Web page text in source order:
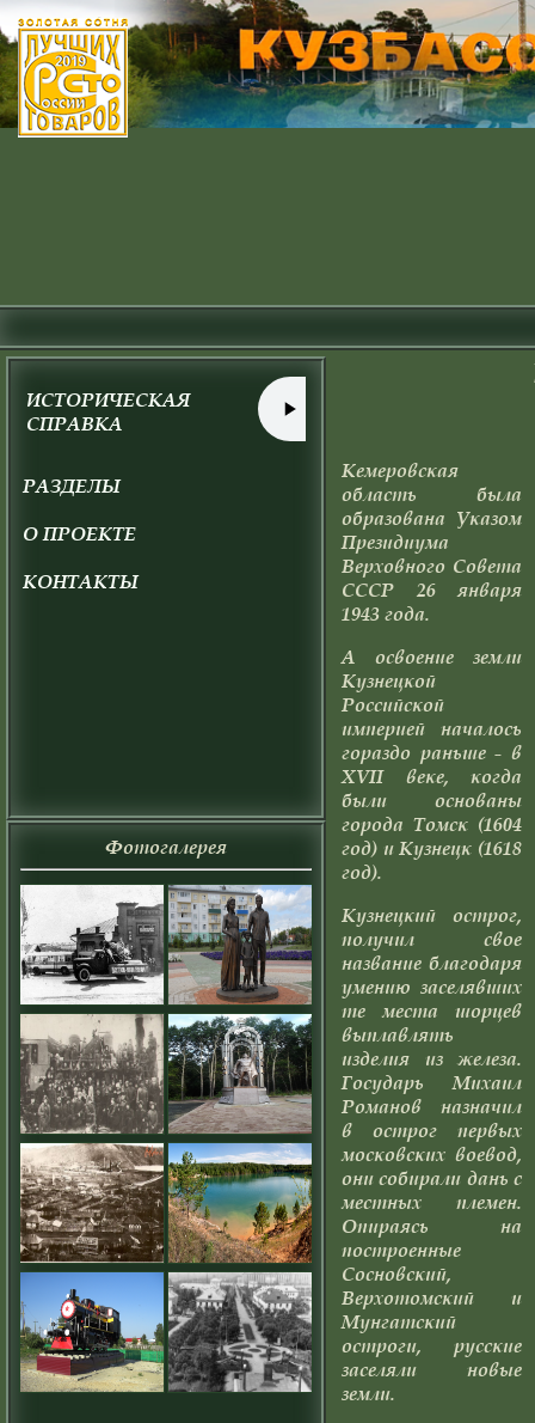
ИСТОРИЧЕСКАЯ
СПРАВКА
РАЗДЕЛЫ
О ПРОЕКТЕ
КОНТАКТЫ
Кемеровская
область была
образована Указом
Президиума
Верховного Совета
СССР 26 января
1943 года.
А освоение земли
Кузнецкой
Российской
империей началось
гораздо раньше - в
XVII веке, когда
были основаны
города Томск (1604
год) и Кузнецк (1618
год).
Кузнецкий острог,
получил свое
название благодаря
умению заселявших
те места шорцев
выплавлять
изделия из железа.
Государь Михаил
Романов назначил
в острог первых
московских воевод,
они собирали дань с
местных племен.
Опираясь на
построенные
Сосновский,
Верхотомский и
Мунгатский
остроги, русские
заселяли новые
земли.
Фотогалерея